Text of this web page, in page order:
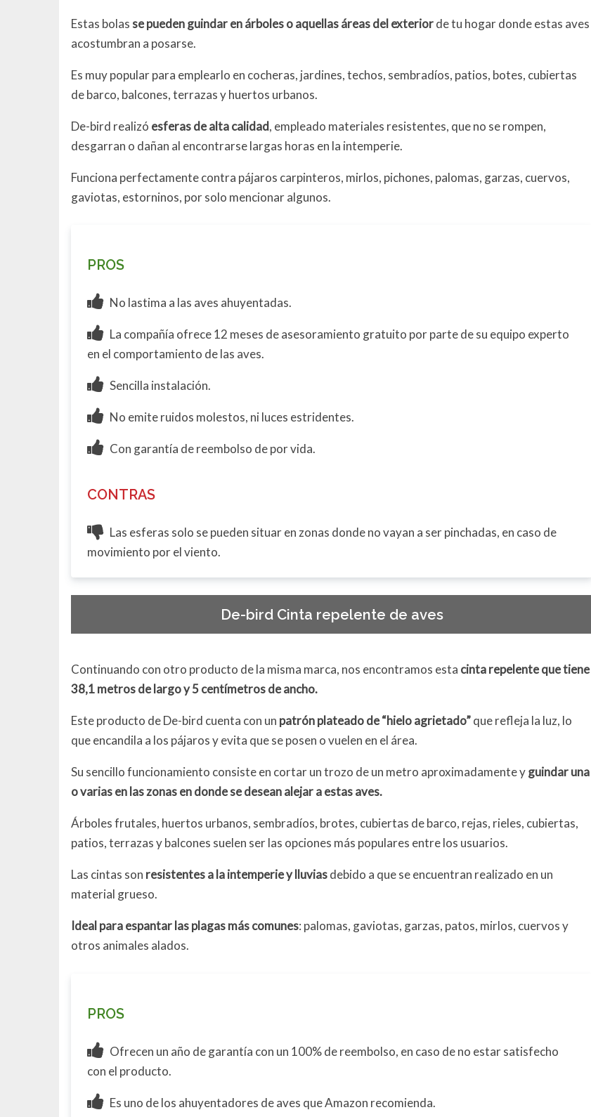
Estas bolas se pueden guindar en árboles o aquellas áreas del exteriorde tu hogar donde estas aves
acostumbran a posarse.
Es muy popular para emplearlo en cocheras, jardines, techos, sembradíos, patios, botes, cubiertas
de barco, balcones, terrazas y huertos urbanos.
De-bird realizó esferas de alta calidad, empleado materiales resistentes, que no se rompen,
desgarran o dañan al encontrarse largas horas en la intemperie.
Funciona perfectamente contra pájaros carpinteros, mirlos, pichones, palomas, garzas, cuervos,
gaviotas, estorninos, por solo mencionar algunos.
PROS
No lastima a las aves ahuyentadas.
La compañía ofrece 12 meses de asesoramiento gratuito por parte de su equipo experto
en el comportamiento de las aves.
Sencilla instalación.
No emite ruidos molestos, ni luces estridentes.
Con garantía de reembolso de por vida.
CONTRAS
Las esferas solo se pueden situar en zonas donde no vayan a ser pinchadas, en caso de
movimiento por el viento.
De-bird Cinta repelente de aves
Continuando con otro producto de la misma marca, nos encontramos esta cinta repelente que tiene
38,1 metros de largo y 5 centímetros de ancho.
Este producto de De-bird cuenta con un patrón plateado de “hielo agrietado”que refleja la luz, lo
que encandila a los pájaros y evita que se posen o vuelen en el área.
Su sencillo funcionamiento consiste en cortar un trozo de un metro aproximadamente yguindar una
o varias en las zonas en donde se desean alejar a estas aves.
Árboles frutales, huertos urbanos, sembradíos, brotes, cubiertas de barco, rejas, rieles, cubiertas,
patios, terrazas y balcones suelen ser las opciones más populares entre los usuarios.
Las cintas son resistentes a la intemperie y lluviasdebido a que se encuentran realizado en un
material grueso.
Ideal para espantar las plagas más comunes: palomas, gaviotas, garzas, patos, mirlos, cuervos y
otros animales alados.
PROS
Ofrecen un año de garantía con un 100% de reembolso, en caso de no estar satisfecho
con el producto.
Es uno de los ahuyentadores de aves que Amazon recomienda.